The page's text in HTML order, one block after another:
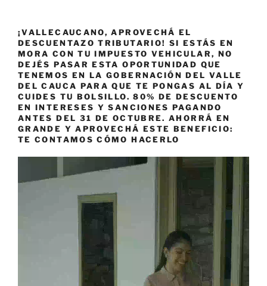
¡VALLECAUCANO, APROVECHÁ EL
DESCUENTAZO TRIBUTARIO! SI ESTÁS EN
MORA CON TU IMPUESTO VEHICULAR, NO
DEJÉS PASAR ESTA OPORTUNIDAD QUE
TENEMOS EN LA GOBERNACIÓN DEL VALLE
DEL CAUCA PARA QUE TE PONGAS AL DÍA Y
CUIDES TU BOLSILLO. 80% DE DESCUENTO
EN INTERESES Y SANCIONES PAGANDO
ANTES DEL 31 DE OCTUBRE. AHORRÁ EN
GRANDE Y APROVECHÁ ESTE BENEFICIO:
TE CONTAMOS CÓMO HACERLO